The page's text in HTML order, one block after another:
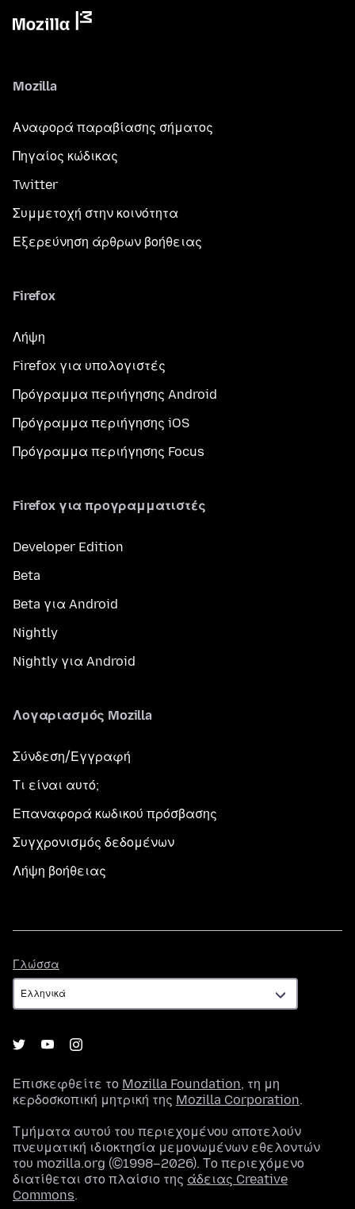
Mozilla
Αναφορά παραβίασης σήματος
Πηγαίος κώδικας
Twitter
Συμμετοχή στην κοινότητα
Εξερεύνηση άρθρων βοήθειας
Firefox
Λήψη
Firefox για υπολογιστές
Πρόγραμμα περιήγησης Android
Πρόγραμμα περιήγησης iOS
Πρόγραμμα περιήγησης Focus
Firefox για προγραμματιστές
Developer Edition
Beta
Beta για Android
Nightly
Nightly για Android
Λογαριασμός Mozilla
Σύνδεση/Εγγραφή
Τι είναι αυτό;
Επαναφορά κωδικού πρόσβασης
Συγχρονισμός δεδομένων
Λήψη βοήθειας
Γλώσσα
Επισκεφθείτε το Mozilla Foundation, τη μη
κερδοσκοπική μητρική της Mozilla Corporation.
Τμήματα αυτού του περιεχομένου αποτελούν
πνευματική ιδιοκτησία μεμονωμένων εθελοντών
του mozilla.org (©1998–2026). Το περιεχόμενο
διατίθεται στο πλαίσιο της άδειας Creative
Commons.